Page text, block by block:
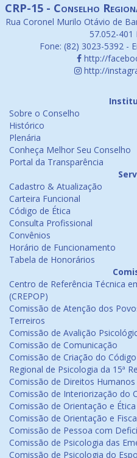
CRP-15 - Conselho
Rua Coronel Murilo Otávio de
57.052-
Fone: (82) 3023-5392 -
http://
http://
Sobre o Conselho
Histórico
Plenária
Conheça Melhor Seu Conselho
Portal da Transparência
Cadastro & Atualização
Carteira Funcional
Código de Ética
Consulta Profissional
Convênios
Horário de Funcionamento
Tabela de Honorários
Centro de Referência Técnica
(CREPOP)
Comissão de Atenção dos
Terreiros
Comissão de Avalição
Comissão de Comunicação
Comissão de Criação do
Regional de Psicologia da 15ª
Comissão de Direitos Humanos
Comissão de Interiorização do
Comissão de Orientação e Ética
Comissão de Orientação e
Comissão de Pessoa com
Comissão de Psicologia das
Comissão de Psicologia do